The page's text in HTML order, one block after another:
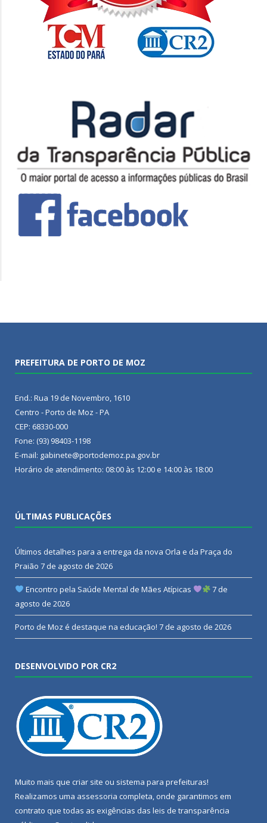
PREFEITURA DE PORTO DE MOZ
End.: Rua 19 de Novembro, 1610
Centro - Porto de Moz - PA
CEP: 68330-000
Fone: (93) 98403-1198
E-mail: gabinete@portodemoz.pa.gov.br
Horário de atendimento: 08:00 às 12:00 e 14:00 às 18:00
ÚLTIMAS PUBLICAÇÕES
Últimos detalhes para a entrega da nova Orla e da Praça do
Praião 7 de agosto de 2026
Encontro pela Saúde Mental de Mães Atípicas
7 de
agosto de 2026
Porto de Moz é destaque na educação! 7 de agosto de 2026
DESENVOLVIDO POR CR2
Muito mais que criar site ou sistema para prefeituras!
Realizamos uma assessoria completa, onde garantimos em
contrato que todas as exigências das leis de transparência